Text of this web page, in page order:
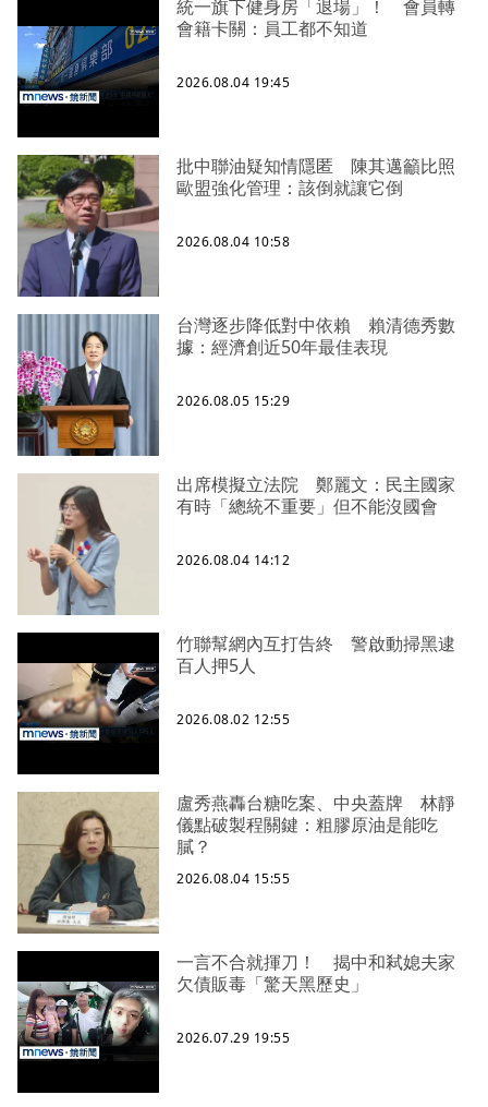
統一旗下健身房「退場」！ 會員轉
會籍卡關：員工都不知道
2026.08.04 19:45
批中聯油疑知情隱匿 陳其邁籲比照
歐盟強化管理：該倒就讓它倒
2026.08.04 10:58
台灣逐步降低對中依賴 賴清德秀數
據：經濟創近50年最佳表現
2026.08.05 15:29
出席模擬立法院 鄭麗文：民主國家
有時「總統不重要」但不能沒國會
2026.08.04 14:12
竹聯幫網內互打告終 警啟動掃黑逮
百人押5人
2026.08.02 12:55
盧秀燕轟台糖吃案、中央蓋牌 林靜
儀點破製程關鍵：粗膠原油是能吃
膩？
2026.08.04 15:55
一言不合就揮刀！ 揭中和弒媳夫家
欠債販毒「驚天黑歷史」
2026.07.29 19:55